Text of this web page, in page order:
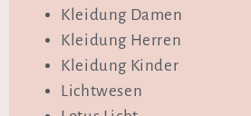
Kleidung Damen
Kleidung Herren
Kleidung Kinder
Lichtwesen